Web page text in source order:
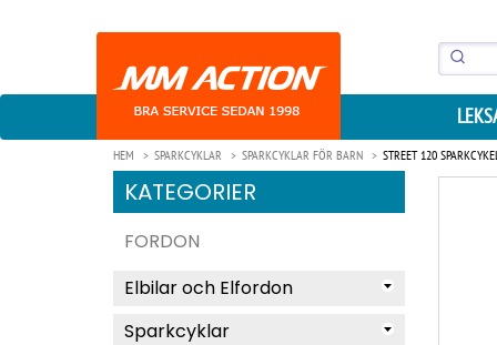
HEM SPARKCYKLAR SPARKCYKLAR FÖR BARN STREET 120
KATEGORIER
FORDON
Elbilar och Elfordon
Sparkcyklar